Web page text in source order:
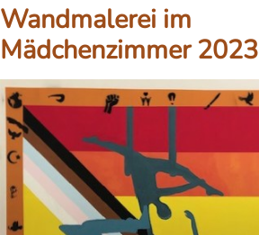
Wandmalerei im
Mädchenzimmer 2023